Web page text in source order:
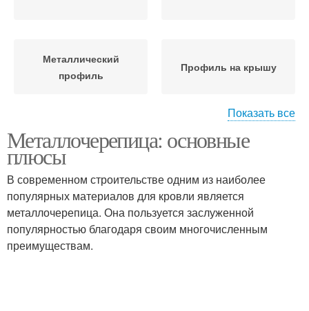
Металлический
профиль
Профиль на крышу
Металлическая кровля
гипсокартона
Потолочный профиль Стоечный профиль
Показать все
Металлочерепица: основные
плюсы
В современном строительстве одним из наиболее
популярных материалов для кровли является
металлочерепица. Она пользуется заслуженной
популярностью благодаря своим многочисленным
преимуществам.